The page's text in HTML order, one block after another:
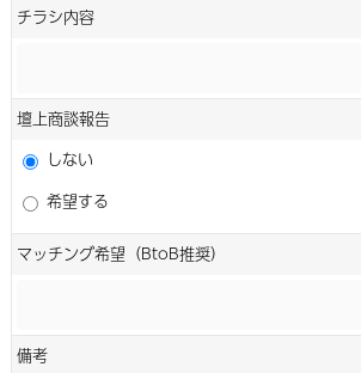
チラシ内容
壇上商談報告
しない
希望する
マッチング希望（BtoB推奨）
備考